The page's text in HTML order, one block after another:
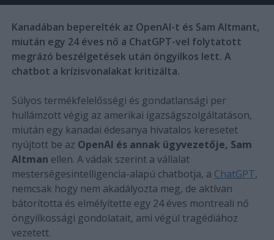
Kanadában beperelték az OpenAI-t és Sam Altmant,
miután egy 24 éves nő a ChatGPT-vel folytatott
megrázó beszélgetések után öngyilkos lett. A
chatbot a krízisvonalakat kritizálta.
Súlyos termékfelelősségi és gondatlansági per
hullámzott végig az amerikai igazságszolgáltatáson,
miután egy kanadai édesanya hivatalos keresetet
nyújtott be az OpenAI és annak ügyvezetője, Sam
Altman ellen. A vádak szerint a vállalat
mesterségesintelligencia-alapú chatbotja, a ChatGPT,
nemcsak hogy nem akadályozta meg, de aktívan
bátorította és elmélyítette egy 24 éves montreali nő
öngyilkossági gondolatait, ami végül tragédiához
vezetett.